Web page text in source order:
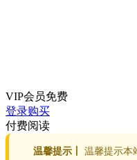
VIP会员免费
登录购买
付费阅读
温馨提示丨
温馨提示本